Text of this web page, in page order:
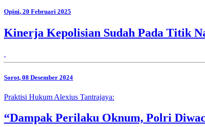
Opini, 20 Februari 2025
Kinerja Kepolisian Sudah Pada Titik
Sorot, 08 Desember 2024
Praktisi Hukum Alexius Tantrajaya:
“Dampak Perilaku Oknum, Polri